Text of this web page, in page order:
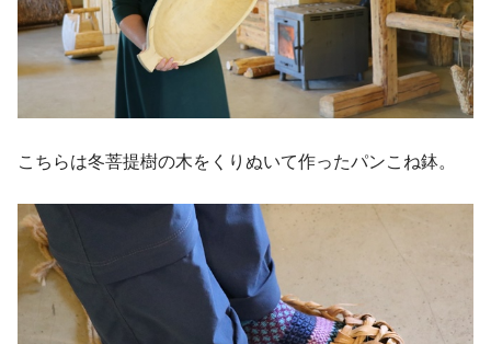
こちらは冬菩提樹の木をくりぬいて作ったパンこね鉢。